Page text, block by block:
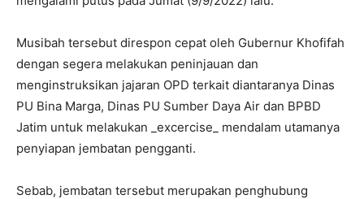
Musibah tersebut direspon cepat oleh Gubernur Khofifah
dengan segera melakukan peninjauan dan
menginstruksikan jajaran OPD terkait diantaranya Dinas
PU Bina Marga, Dinas PU Sumber Daya Air dan BPBD
Jatim untuk melakukan _excercise_ mendalam utamanya
penyiapan jembatan pengganti.
Sebab, jembatan tersebut merupakan penghubung